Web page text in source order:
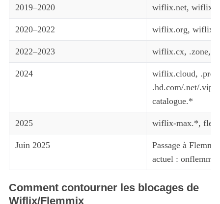
2019–2020 wiflix.net,
2020–2022 wiflix.org,
2022–2023 wiflix.cx, .zone,
2024
wiflix.cloud,
.hd.com/.net/
catalogue.*
2025 wiflix-max.*,
Juin 2025
Passage à
actuel :
Comment contourner les blocages de
Wiflix/Flemmix